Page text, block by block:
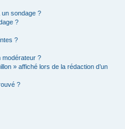
un sondage ?
?
?
modérateur ?
» affiché lors de la rédaction d’un
?